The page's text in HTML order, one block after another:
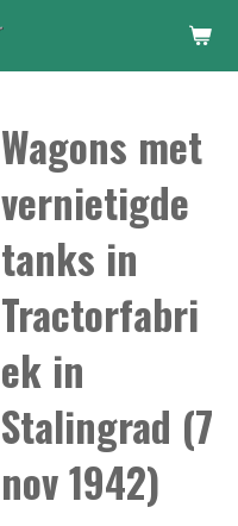
Wagons met
vernietigde
tanks in
Tractorfabri
ek in
Stalingrad (7
nov 1942)